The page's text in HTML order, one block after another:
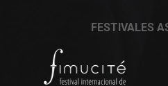
FESTIVALES